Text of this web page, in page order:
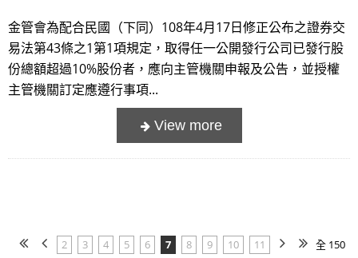
金管會為配合民國（下同）108年4月17日修正公布之證券交
易法第43條之1第1項規定，取得任一公開發行公司已發行股
份總額超過10%股份者，應向主管機關申報及公告，並授權
主管機關訂定應遵行事項...
2 3 4 5 6 7 8 9 10 11
全 150